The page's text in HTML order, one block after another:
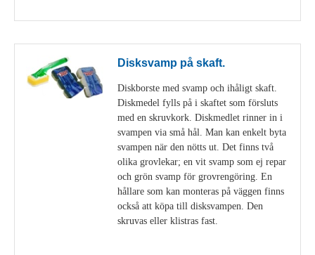
Disksvamp på skaft.
Diskborste med svamp och ihåligt skaft.
Diskmedel fylls på i skaftet som försluts
med en skruvkork. Diskmedlet rinner in i
svampen via små hål. Man kan enkelt byta
svampen när den nötts ut. Det finns två
olika grovlekar; en vit svamp som ej repar
och grön svamp för grovrengöring. En
hållare som kan monteras på väggen finns
också att köpa till disksvampen. Den
skruvas eller klistras fast.